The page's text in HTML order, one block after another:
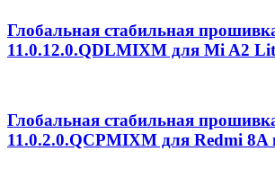
Глобальная стабильная
11.0.12.0.QDLMIXM для Mi A2
Глобальная стабильная
11.0.2.0.QCPMIXM для Redmi